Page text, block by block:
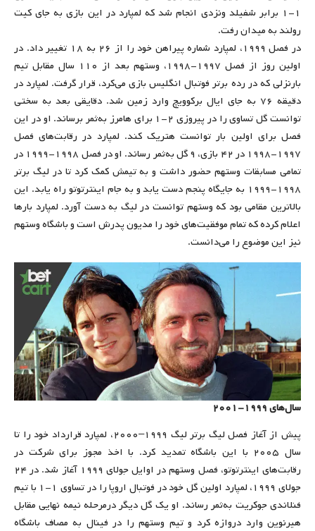
۱-۱ برابر شفیلد ونزدی انجام شد که لمپارد در این بازی به جای کیت
رولند به میدان رفت.
در فصل ۱۹۹۹، لمپارد شماره پیراهن خود را از ۲۶ به ۱۸ تغییر داد. در
اولین روز از فصل ۱۹۹۷-۱۹۹۸، وستهم بعد از ۱۱۰ سال مقابل تیم
بارنزلی که در رده برتر فوتبال انگلیس بازی می‌کرد، قرار گرفت. لمپارد در
دقیقه ۷۶ به جای ایال برکوویچ وارد زمین شد. دقایقی بعد به سختی
توانست گل تساوی را در پیروزی ۲-۱ برای هامرز به‌ثمر برساند. او در این
فصل برای اولین بار توانست هتریک کند. لمپارد در رقابت‌های فصل
۱۹۹۷-۱۹۹۸ در ۴۲ بازی، ۹ گل به‌ثمر رساند. او در فصل ۱۹۹۸-۱۹۹۹ در
تمامی مسابقات وستهم حضور داشت و به تیمش کمک کرد تا در لیگ برتر
۱۹۹۸-۱۹۹۹ به جایگاه پنجم دست یابد و به جام اینترتوتو راه یابد. این
بالاترین مقامی بود که وستهم توانست در لیگ به دست آورد. لمپارد بارها
اعلام کرده که تمام موفقیت‌های خود را مدیون پدرش است و باشگاه وستهم
نیز این موضوع را می‌دانست.
سال‌های ۱۹۹۹-۲۰۰۱
پیش از آغاز فصل لیگ برتر لیگ ۱۹۹۹–۲۰۰۰، لمپارد قرارداد خود را تا
سال ۲۰۰۵ با این باشگاه تمدید کرد. با اخذ مجوز برای شرکت در
رقابت‌های اینترتوتو، فصل وستهم در اوایل جولای ۱۹۹۹ آغاز شد. در ۲۴
جولای ۱۹۹۹، لمپارد اولین گل خود در فوتبال اروپا را در تساوی ۱-۱ با تیم
فنلاندی جوکریت به‌ثمر رساند. او یک گل دیگر درمرحله نیمه نهایی مقابل
هیرنوین وارد دروازه کرد و تیم وستهم را در فینال به مصاف باشگاه